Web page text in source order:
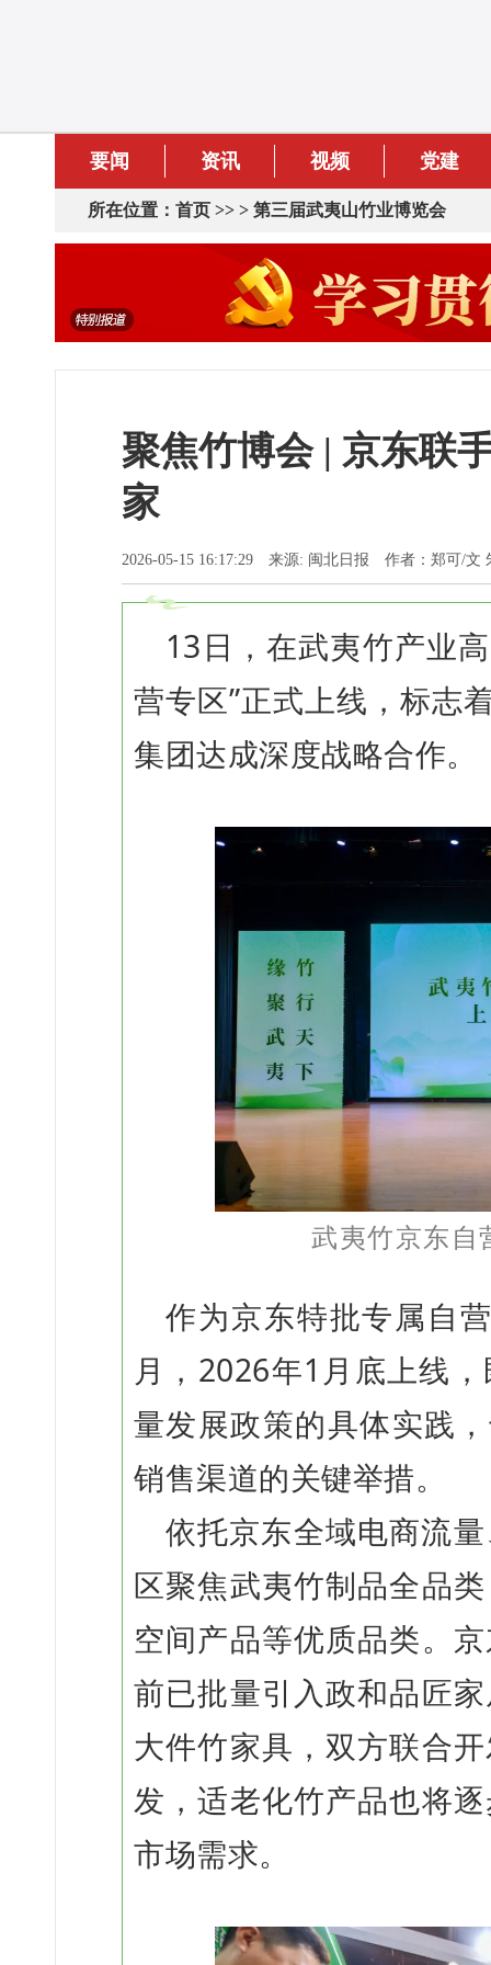
要闻 资讯 视频 党建
所在位置： 首页 >> > 第三届武夷山竹业博览会
聚焦竹博会 | 京东联
家
2026-05-15 16:17:29 来源: 闽北日报 作者：郑可/文
13日，在武夷竹产业
营专区”正式上线，标志
集团达成深度战略合作。
武夷竹京东自
作为京东特批专属自
月，2026年1月底上线
量发展政策的具体实践
销售渠道的关键举措。
依托京东全域电商流
区聚焦武夷竹制品全品
空间产品等优质品类。
前已批量引入政和品匠
大件竹家具，双方联合
发，适老化竹产品也将
市场需求。